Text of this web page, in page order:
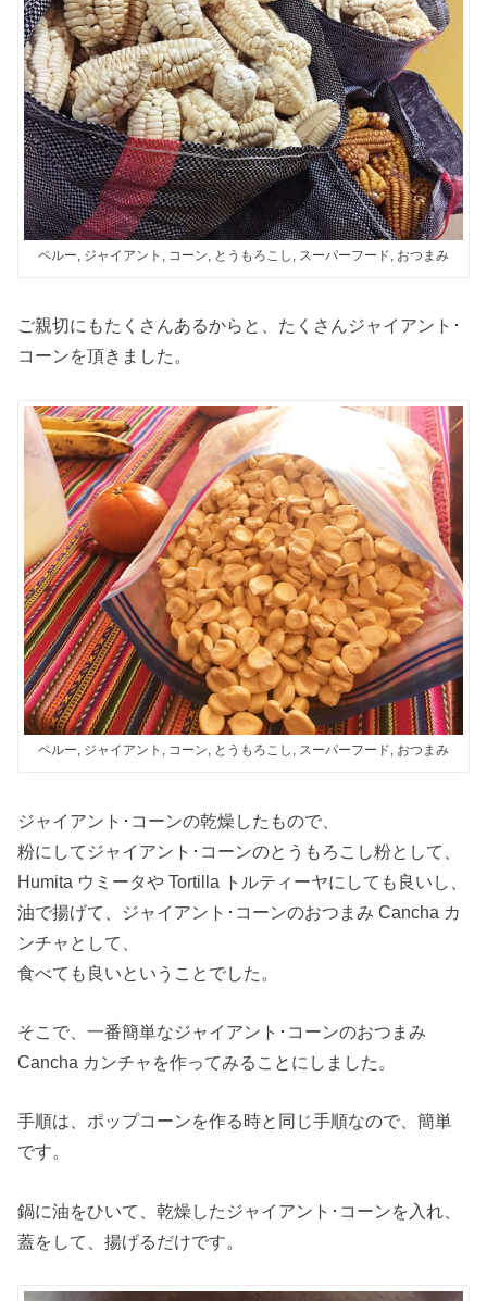
ペルー, ジャイアント, コーン, とうもろこし, スーパーフード, おつまみ
ご親切にもたくさんあるからと、たくさんジャイアント･
コーンを頂きました。
ペルー, ジャイアント, コーン, とうもろこし, スーパーフード, おつまみ
ジャイアント･コーンの乾燥したもので、
粉にしてジャイアント･コーンのとうもろこし粉として、
Humita ウミータや Tortilla トルティーヤにしても良いし、
油で揚げて、ジャイアント･コーンのおつまみ Cancha カ
ンチャとして、
食べても良いということでした。
そこで、一番簡単なジャイアント･コーンのおつまみ
Cancha カンチャを作ってみることにしました。
手順は、ポップコーンを作る時と同じ手順なので、簡単
です。
鍋に油をひいて、乾燥したジャイアント･コーンを入れ、
蓋をして、揚げるだけです。